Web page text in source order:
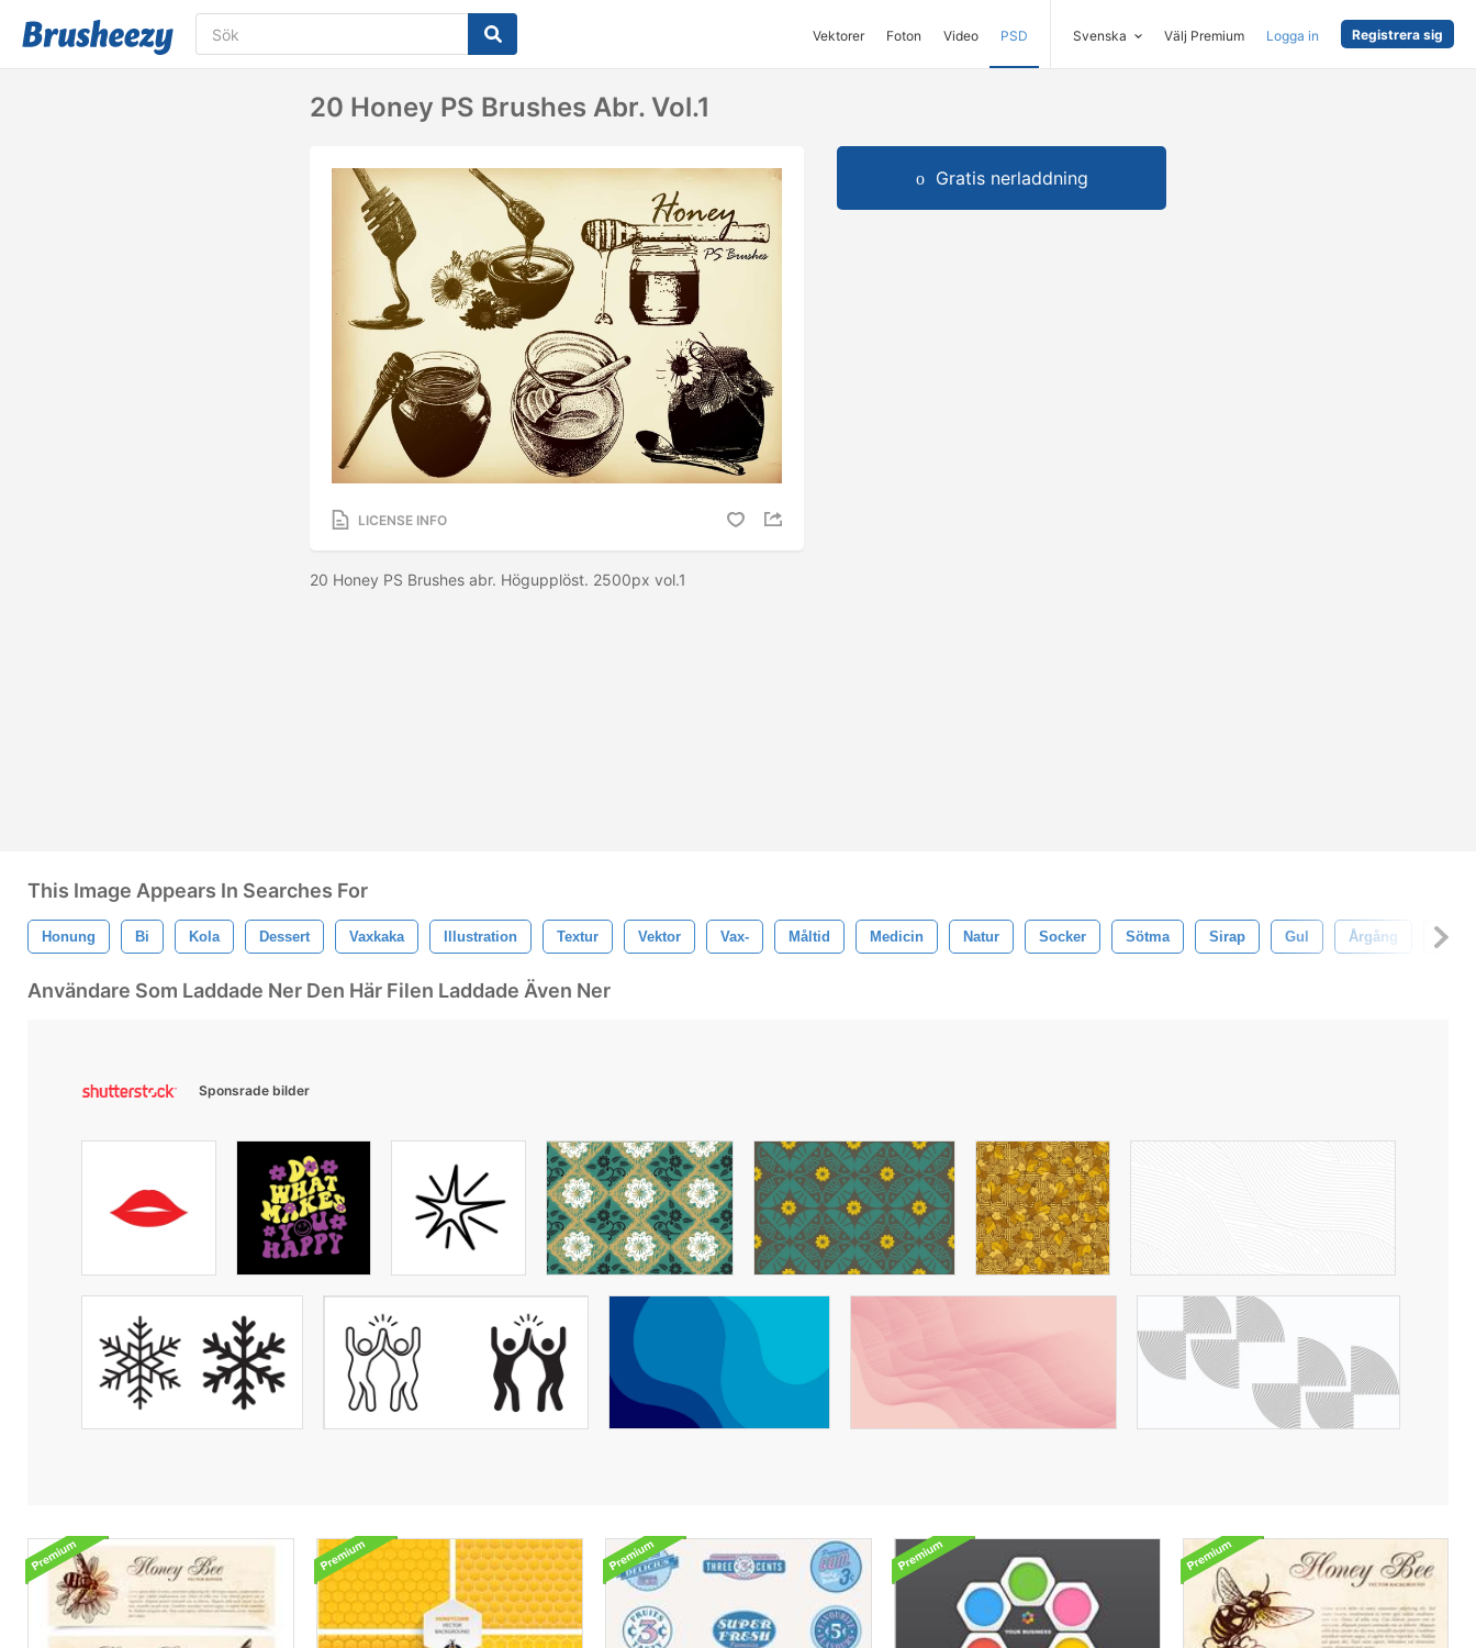
Vektorer Foton Video PSD Svenska Välj Premium Logga in Registrera sig
20 Honey PS Brushes Abr. Vol.1
LICENSE INFO
20 Honey PS Brushes abr. Högupplöst. 2500px vol.1
Gratis nerladdning
This Image Appears In Searches For
Honung Bi Kola Dessert Vaxkaka Illustration Textur Vektor Vax- Måltid Medicin Natur Socker Sötma Sirap Gul Årgång
Användare Som Laddade Ner Den Här Filen Laddade Även Ner
Sponsrade bilder